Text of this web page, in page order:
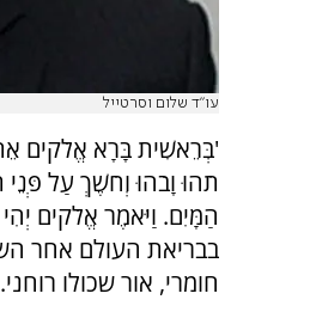
עו"ד שלום וסרטייל
'בְּרֵאשִׁית בָּרָא אֱלֹקים
תֹהוּ וָבֹהוּ וְחֹשֶׁךְ עַל
הַמָּיִם. וַיֹּאמֶר אֱלֹקים
בבריאת העולם אחר
חומרי, אור שכולו רוחני.